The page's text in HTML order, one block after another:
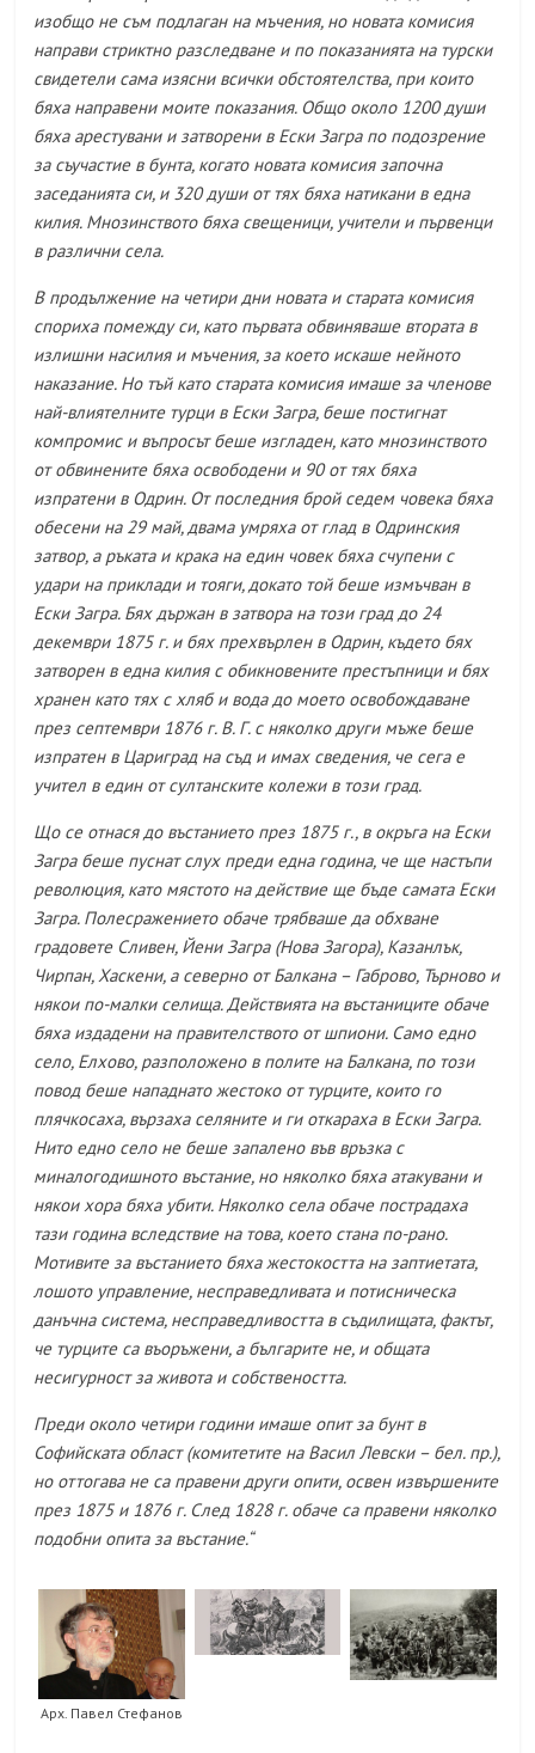
изобщо не съм подлаган на мъчения, но новата комисия
направи стриктно разследване и по показанията на турски
свидетели сама изясни всички обстоятелства, при които
бяха направени моите показания. Общо около 1200 души
бяха арестувани и затворени в Ески Загра по подозрение
за съучастие в бунта, когато новата комисия започна
заседанията си, и 320 души от тях бяха натикани в една
килия. Мнозинството бяха свещеници, учители и първенци
в различни села.
В продължение на четири дни новата и старата комисия
спориха помежду си, като първата обвиняваше втората в
излишни насилия и мъчения, за което искаше нейното
наказание. Но тъй като старата комисия имаше за членове
най-влиятелните турци в Ески Загра, беше постигнат
компромис и въпросът беше изгладен, като мнозинството
от обвинените бяха освободени и 90 от тях бяха
изпратени в Одрин. От последния брой седем човека бяха
обесени на 29 май, двама умряха от глад в Одринския
затвор, а ръката и крака на един човек бяха счупени с
удари на приклади и тояги, докато той беше измъчван в
Ески Загра. Бях държан в затвора на този град до 24
декември 1875 г. и бях прехвърлен в Одрин, където бях
затворен в една килия с обикновените престъпници и бях
хранен като тях с хляб и вода до моето освобождаване
през септември 1876 г. В. Г. с няколко други мъже беше
изпратен в Цариград на съд и имах сведения, че сега е
учител в един от султанските колежи в този град.
Що се отнася до въстанието през 1875 г., в окръга на Ески
Загра беше пуснат слух преди една година, че ще настъпи
революция, като мястото на действие ще бъде самата Ески
Загра. Полесражението обаче трябваше да обхване
градовете Сливен, Йени Загра (Нова Загора), Казанлък,
Чирпан, Хаскени, а северно от Балкана – Габрово, Търново и
някои по-малки селища. Действията на въстаниците обаче
бяха издадени на правителството от шпиони. Само едно
село, Елхово, разположено в полите на Балкана, по този
повод беше нападнато жестоко от турците, които го
плячкосаха, вързаха селяните и ги откараха в Ески Загра.
Нито едно село не беше запалено във връзка с
миналогодишното въстание, но няколко бяха атакувани и
някои хора бяха убити. Няколко села обаче пострадаха
тази година вследствие на това, което стана по-рано.
Мотивите за въстанието бяха жестокостта на заптиетата,
лошото управление, несправедливата и потисническа
данъчна система, несправедливостта в съдилищата, фактът,
че турците са въоръжени, а българите не, и общата
несигурност за живота и собствеността.
Преди около четири години имаше опит за бунт в
Софийската област (комитетите на Васил Левски – бел. пр.),
но оттогава не са правени други опити, освен извършените
през 1875 и 1876 г. След 1828 г. обаче са правени няколко
подобни опита за въстание.“
Арх. Павел Стефанов